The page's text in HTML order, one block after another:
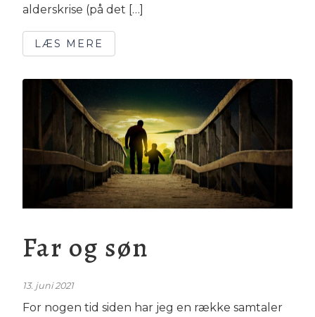
alderskrise (på det […]
LÆS MERE
Far og søn
13. juni 2021
For nogen tid siden har jeg en række samtaler